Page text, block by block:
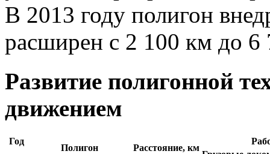
В 2013 году полигон
расширен с 2 100 км до 6
Развитие полигонной
движением
Год
Полигон Расстояние, км